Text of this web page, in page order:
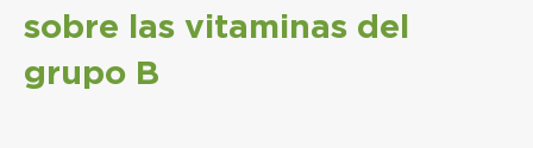
sobre las vitaminas del
grupo B